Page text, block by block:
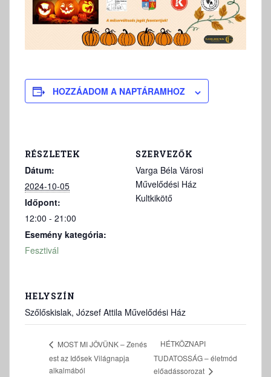
HOZZÁADOM A NAPTÁRAMHOZ
RÉSZLETEK
Dátum:
2024-10-05
Időpont:
12:00 - 21:00
Esemény kategória:
Fesztivál
SZERVEZŐK
Varga Béla Városi
Művelődési Ház
Kultkikötő
HELYSZÍN
Szőlőskislak, József Attila Művelődési Ház
MOST MI JÖVÜNK – Zenés
est az Idősek Világnapja
alkalmából
HÉTKÖZNAPI
TUDATOSSÁG – életmód
előadássorozat